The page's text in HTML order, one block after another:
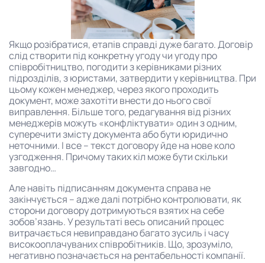
Якщо розібратися, етапів справді дуже багато. Договір
слід створити під конкретну угоду чи угоду про
співробітництво, погодити з керівниками різних
підрозділів, з юристами, затвердити у керівництва. При
цьому кожен менеджер, через якого проходить
документ, може захотіти внести до нього свої
виправлення. Більше того, редагування від різних
менеджерів можуть «конфліктувати» один з одним,
суперечити змісту документа або бути юридично
неточними. І все – текст договору йде на нове коло
узгодження. Причому таких кіл може бути скільки
завгодно…
Але навіть підписанням документа справа не
закінчується – адже далі потрібно контролювати, як
сторони договору дотримуються взятих на себе
зобов’язань. У результаті весь описаний процес
витрачається невиправдано багато зусиль і часу
високооплачуваних співробітників. Що, зрозуміло,
негативно позначається на рентабельності компанії.